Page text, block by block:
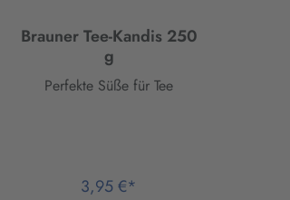
Brauner Tee-Kandis 250
g
Perfekte Süße für Tee
3,95 €*